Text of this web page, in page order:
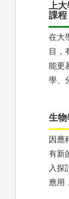
上大
課
在大
目，
能更
學、
生
因應
有新
入探
應用